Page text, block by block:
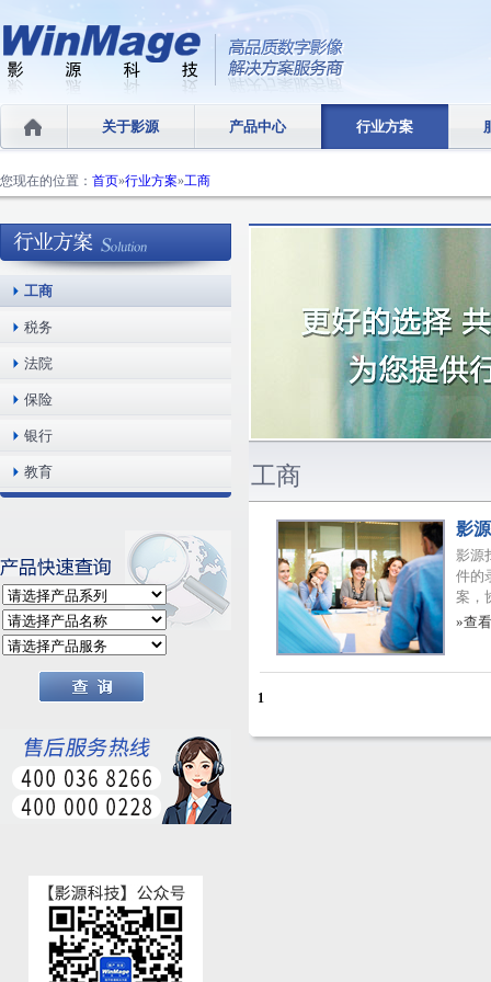
关于影源 产品中心 行业方案
您现在的位置： 首页»行业方案»工商
工商
税务
法院
保险
银行
教育 工商
影
影源
件的
案，
»查
1